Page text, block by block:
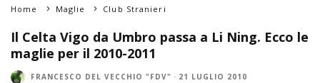
Home Maglie Club Stranieri
Il Celta Vigo da Umbro passa a Li Ning. Ecco le
maglie per il 2010-2011
FRANCESCO DEL VECCHIO "FDV" · 21 LUGLIO 2010